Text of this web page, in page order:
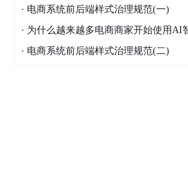
· 电商系统前后端样式治理规范(一)
· 为什么越来越多电商商家开始使用AI智能
· 电商系统前后端样式治理规范(二)